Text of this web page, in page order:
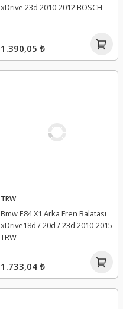
xDrive 23d 2010-2012 BOSCH
1.390,05 ₺
TRW
Bmw E84 X1 Arka Fren Balatası
xDrive18d / 20d / 23d 2010-2015
TRW
1.733,04 ₺